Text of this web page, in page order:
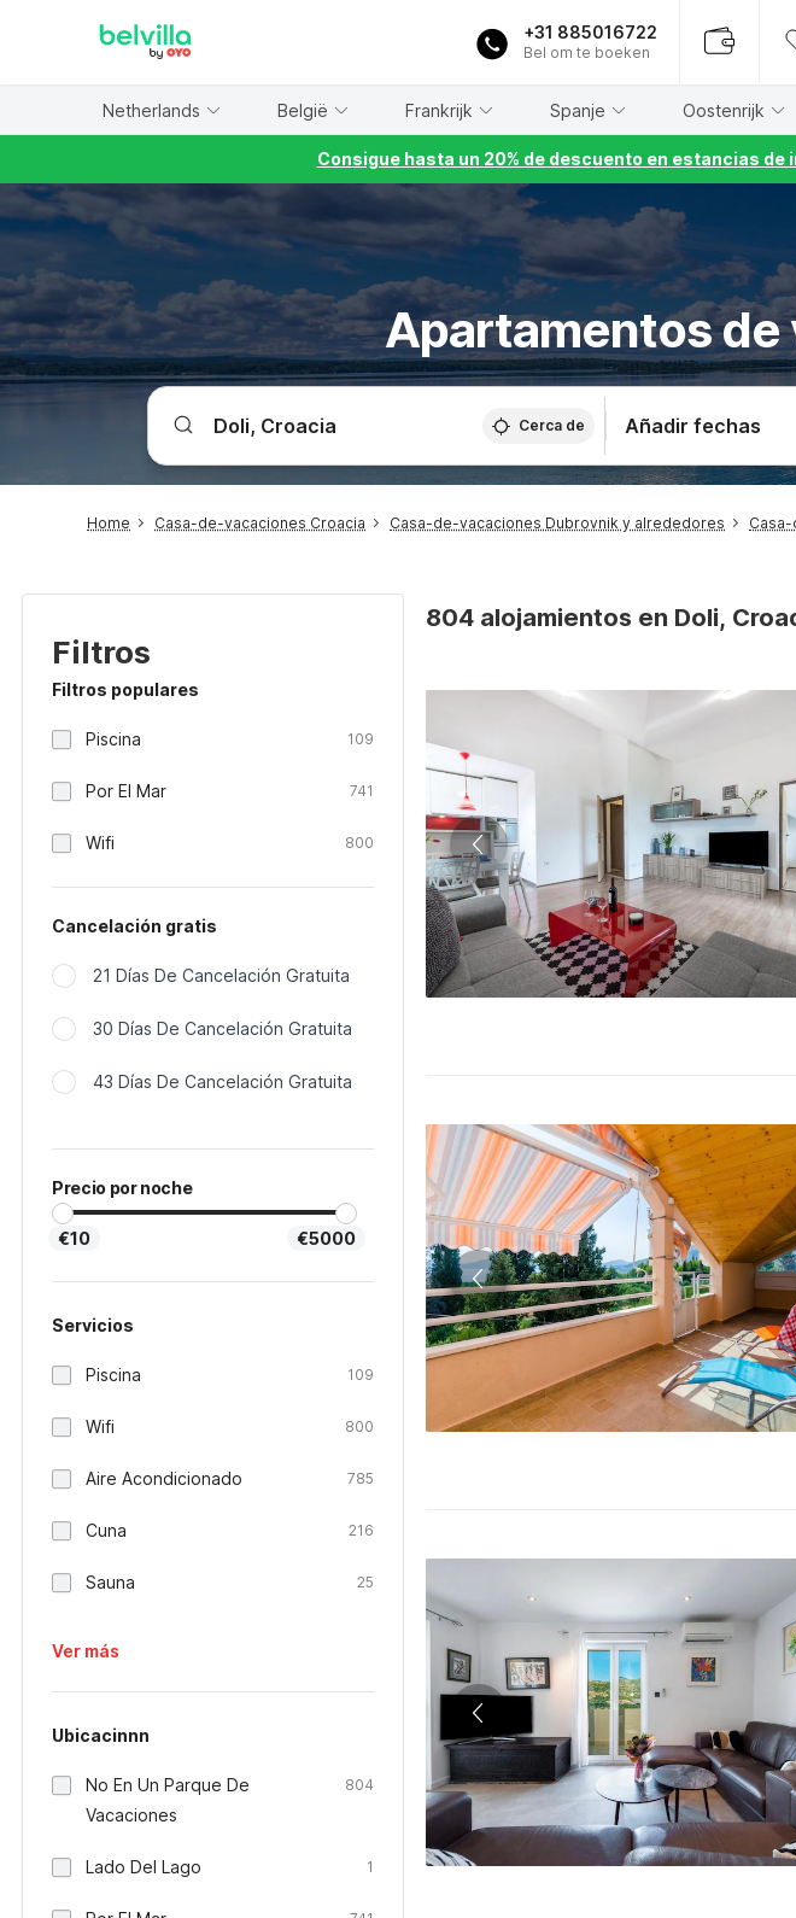
+31 885016722
Bel om te boeken
Netherlands België Frankrijk Spanje Oostenrijk
Consigue hasta un 20% de descuento en estancias
Apartamentos de
Cerca de Añadir fechas
Home Casa-de-vacaciones Croacia Casa-de-vacaciones Dubrovnik y alrededores
Filtros
Filtros populares
Piscina 109
Por El Mar 741
Wifi 800
Cancelación gratis
21 Días De Cancelación Gratuita
30 Días De Cancelación Gratuita
43 Días De Cancelación Gratuita
Precio por noche
€10 €5000
Servicios
Piscina 109
Wifi 800
Aire Acondicionado 785
Cuna 216
Sauna 25
Ver más
Ubicacinnn
No En Un Parque De
Vacaciones
804
Lado Del Lago 1
804 alojamientos en Doli,